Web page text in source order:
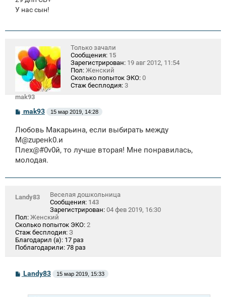
У нас сын!
mak93
Только зачали
Сообщения: 15
Зарегистрирован: 19 авг 2012, 11:54
Пол: Женский
Сколько попыток ЭКО: 0
Стаж бесплодия: 3
С
б
щ
е
н
и
mak93 15 мар 2019, 14:28
Любовь Макарьина, если выбирать между
М@zuренk0.и
Плеx@#0v0й, то лучше вторая! Мне понравилась,
молодая.
Landy83
Веселая дошкольница
Сообщения: 143
Зарегистрирован: 04 фев 2019, 16:30
Пол: Женский
Сколько попыток ЭКО: 2
Стаж бесплодия: З
Благодарил (а): 17 раз
Поблагодарили: 78 раз
СLandy83 15 мар 2019, 15:33